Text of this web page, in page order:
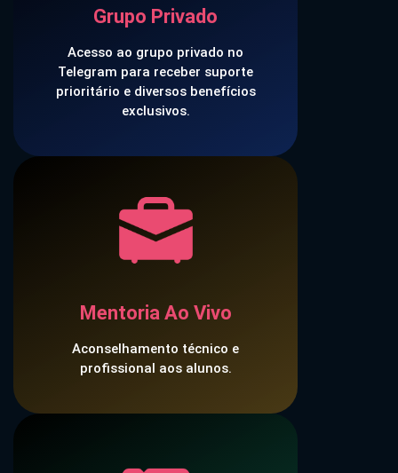
Grupo Privado
Acesso ao grupo privado no
Telegram para receber suporte
prioritário e diversos benefícios
exclusivos.
Mentoria Ao Vivo
Aconselhamento técnico e
profissional aos alunos.